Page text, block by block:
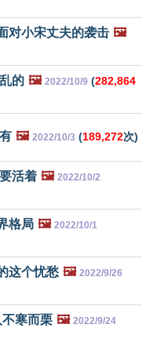
对小宋丈夫的袭击 🖼️
的 🖼️ 2022/10/9 (282,864
🖼️ 2022/10/3 (189,272次)
活着 🖼️ 2022/10/2
格局 🖼️ 2022/10/1
这个忧愁 🖼️ 2022/9/26
寒而栗 🖼️ 2022/9/24